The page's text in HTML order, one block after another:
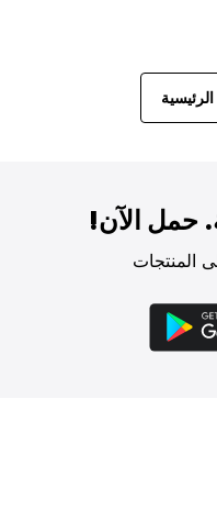
حمل الآن!
المنتجات